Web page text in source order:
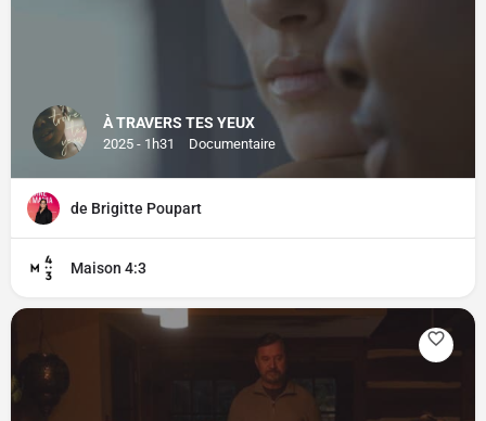
À TRAVERS TES YEUX
2025 - 1h31 Documentaire
de Brigitte Poupart
Maison 4:3